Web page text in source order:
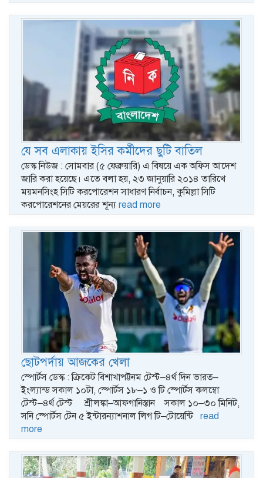
যে সব এলাকায় ইসির কর্মীদের ছুটি বাতিল
ডেস্ক নিউজ : সোমবার (৫ ফেব্রুয়ারি) এ বিষয়ে এক অফিস আদেশ
জারি করা হয়েছে। এতে বলা হয়, ২৩ জানুয়ারি ২০১৪ তারিখে
ময়মনসিংহ সিটি করপোরেশন সাধারণ নির্বাচন, কুমিল্লা সিটি
করপোরেশনের মেয়রের শূন্য read more
ছোটপর্দায় আজকের খেলা
স্পোর্টস ডেস্ক : ক্রিকেট বিশাখাপট্টনম টেস্ট–৪র্থ দিন ভারত–
ইংল্যান্ড সকাল ১০টা, স্পোর্টস ১৮–১ ও টি স্পোর্টস কলম্বো
টেস্ট–৪র্থ টেস্ট শ্রীলঙ্কা–আফগানিস্তান সকাল ১০–৩০ মিনিট,
সনি স্পোর্টস টেন ৫ ইন্টারন্যাশনাল লিগ টি–টোয়েন্টি read
more